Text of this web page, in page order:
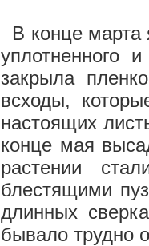
В конце марта
уплотненного
закрыла
всходы,
настоящих
конце мая
растении
блестящими
длинных
бывало трудно